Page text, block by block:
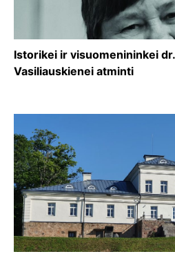
Istorikei ir visuomenininkei
Vasiliauskienei atminti